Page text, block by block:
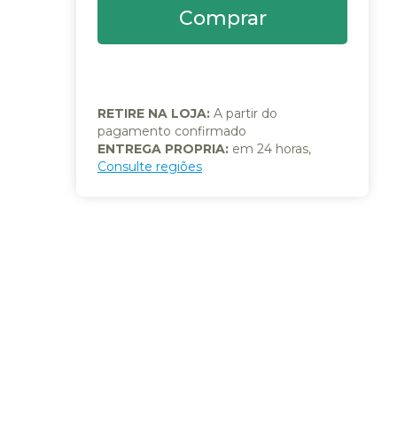
RETIRE NA LOJA: A partir do
pagamento confirmado
ENTREGA PROPRIA: em 24 horas,
Consulte regiões